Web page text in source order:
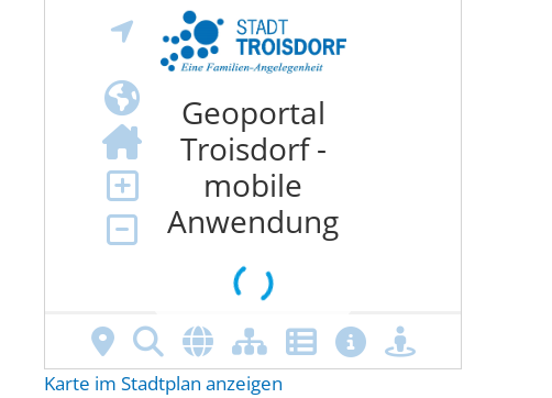
Karte im Stadtplan anzeigen